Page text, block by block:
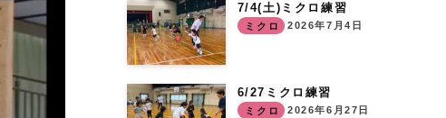
7/4(土)ミクロ練習
2026年7月4日
ミクロ
6/27ミクロ練習
2026年6月27日
ミクロ